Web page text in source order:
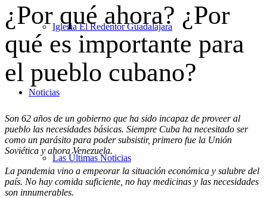
Iglesia El Redentor Guadalajara
Noticias
Las Últimas Noticias
¿Por qué ahora? ¿Por
qué es importante para
el pueblo cubano?
Son 62 años de un gobierno que ha sido incapaz de proveer al
pueblo las necesidades básicas. Siempre Cuba ha necesitado ser
como un parásito para poder subsistir, primero fue la Unión
Soviética y ahora Venezuela.
La pandemia vino a empeorar la situación económica y salubre del
país. No hay comida suficiente, no hay medicinas y las necesidades
son innumerables.